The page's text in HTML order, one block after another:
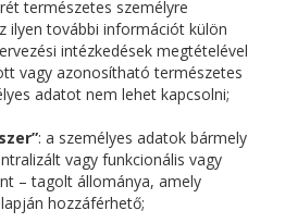
természetes személyre
ilyen további információt külön
intézkedések megtételével
vagy azonosítható természetes
adatot nem lehet kapcsolni;
: a személyes adatok bármely
vagy funkcionális vagy
– tagolt állománya, amely
hozzáférhető;